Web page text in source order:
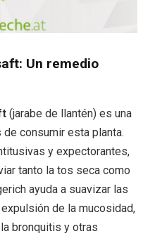
Un remedio
(jarabe de llantén) es una
consumir esta planta.
y expectorantes,
tanto la tos seca como
ayuda a suavizar las
de la mucosidad,
bronquitis y otras